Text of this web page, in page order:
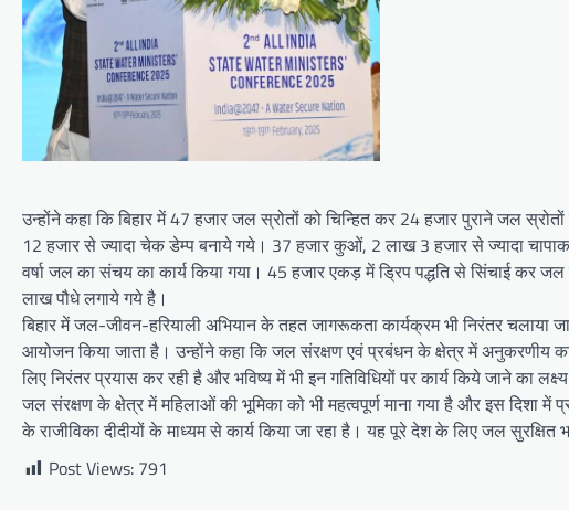
उन्होंने कहा कि बिहार में 47 हजार जल स्रोतों को चिन्हित कर 24 हजार पुराने जल
12 हजार से ज्यादा चेक डेम्प बनाये गये। 37 हजार कुओं, 2 लाख 3 हजार से ज्यादा
वर्षा जल का संचय का कार्य किया गया। 45 हजार एकड़ में ड्रिप पद्धति से सिंचाई कर
लाख पौधे लगाये गये है।
बिहार में जल-जीवन-हरियाली अभियान के तहत जागरूकता कार्यक्रम भी निरंतर
आयोजन किया जाता है। उन्होंने कहा कि जल संरक्षण एवं प्रबंधन के क्षेत्र में अनुकरणीय
लिए निरंतर प्रयास कर रही है और भविष्य में भी इन गतिविधियों पर कार्य किये जाने का
जल संरक्षण के क्षेत्र में महिलाओं की भूमिका को भी महत्वपूर्ण माना गया है और इस दिशा
के राजीविका दीदीयों के माध्यम से कार्य किया जा रहा है। यह पूरे देश के लिए जल
Post Views: 791